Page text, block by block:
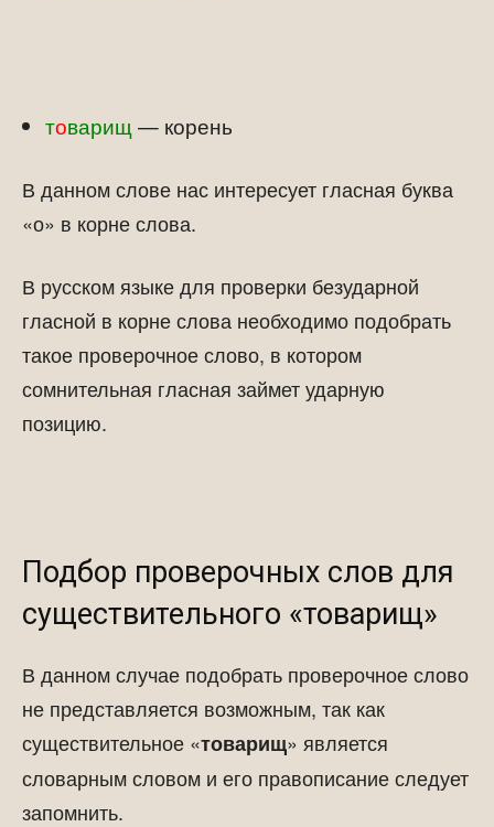
товарищ — корень
В данном слове нас интересует гласная буква
«о» в корне слова.
В русском языке для проверки безударной
гласной в корне слова необходимо подобрать
такое проверочное слово, в котором
сомнительная гласная займет ударную
позицию.
Подбор проверочных слов для
существительного «товарищ»
В данном случае подобрать проверочное слово
не представляется возможным, так как
существительное «товарищ» является
словарным словом и его правописание следует
запомнить.